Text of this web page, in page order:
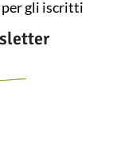
per gli iscritti